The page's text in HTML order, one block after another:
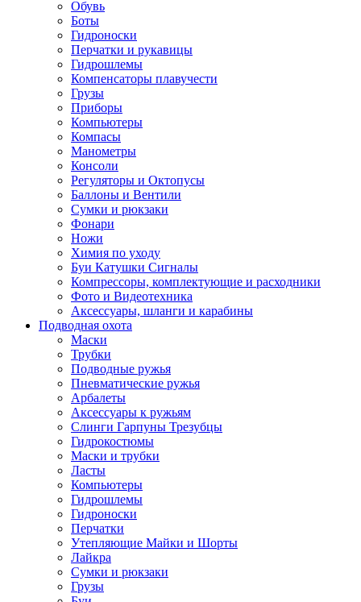
Обувь
Боты
Гидроноски
Перчатки и рукавицы
Гидрошлемы
Компенсаторы плавучести
Грузы
Приборы
Компьютеры
Компасы
Манометры
Консоли
Регуляторы и Октопусы
Баллоны и Вентили
Сумки и рюкзаки
Фонари
Ножи
Химия по уходу
Буи Катушки Сигналы
Компрессоры, комплектующие и расходники
Фото и Видеотехника
Аксессуары, шланги и карабины
Подводная охота
Маски
Трубки
Подводные ружья
Пневматические ружья
Арбалеты
Аксессуары к ружьям
Слинги Гарпуны Трезубцы
Гидрокостюмы
Маски и трубки
Ласты
Компьютеры
Гидрошлемы
Гидроноски
Перчатки
Утепляющие Майки и Шорты
Лайкра
Сумки и рюкзаки
Грузы